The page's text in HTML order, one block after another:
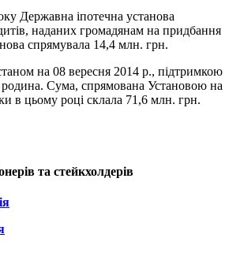
Державна іпотечна установа
наданих громадянам на придбання
спрямувала 14,4 млн. грн.
на 08 вересня 2014 р., підтримкою
родина. Сума, спрямована Установою на
в цьому році склала 71,6 млн. грн.
та стейкхолдерів